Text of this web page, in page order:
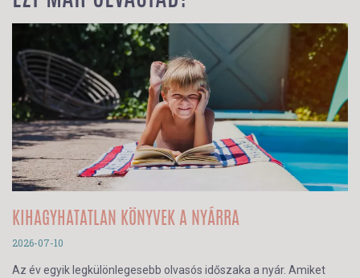
KIHAGYHATATLAN KÖNYVEK A NYÁRRA
2026-07-10
Az év egyik legkülönlegesebb olvasós időszaka a nyár. Amiket